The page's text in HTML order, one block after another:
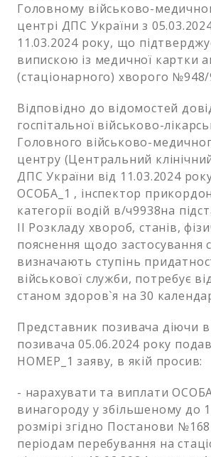
Головному військово-
центрі ДПС України з
11.03.2024 року, що
випискою із медичної картки
(стаціонарного) хворого №948/
Відповідно до відомостей
госпітальної військово-
Головного військово-
центру (Центральний
ДПС України від 11.03.2024
ОСОБА_1 , інспектор
категорії водій в/ч9938на
ІІ Розкладу хвороб, станів,
пояснення щодо застосування
визначають ступінь
військової служби, потребує
станом здоров`я на 30
Представник позивача діючи в
позивача 05.06.2024 року
НОМЕР_1 заяву, в якій просив:
- нарахувати та виплати
винагороду у збільшеному до
розмірі згідно Постанови
періодам перебування на